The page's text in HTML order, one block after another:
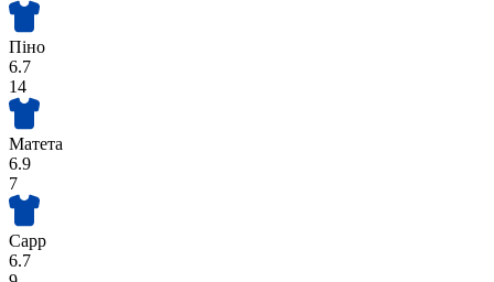
Піно
6.7
14
Матета
6.9
7
Сарр
6.7